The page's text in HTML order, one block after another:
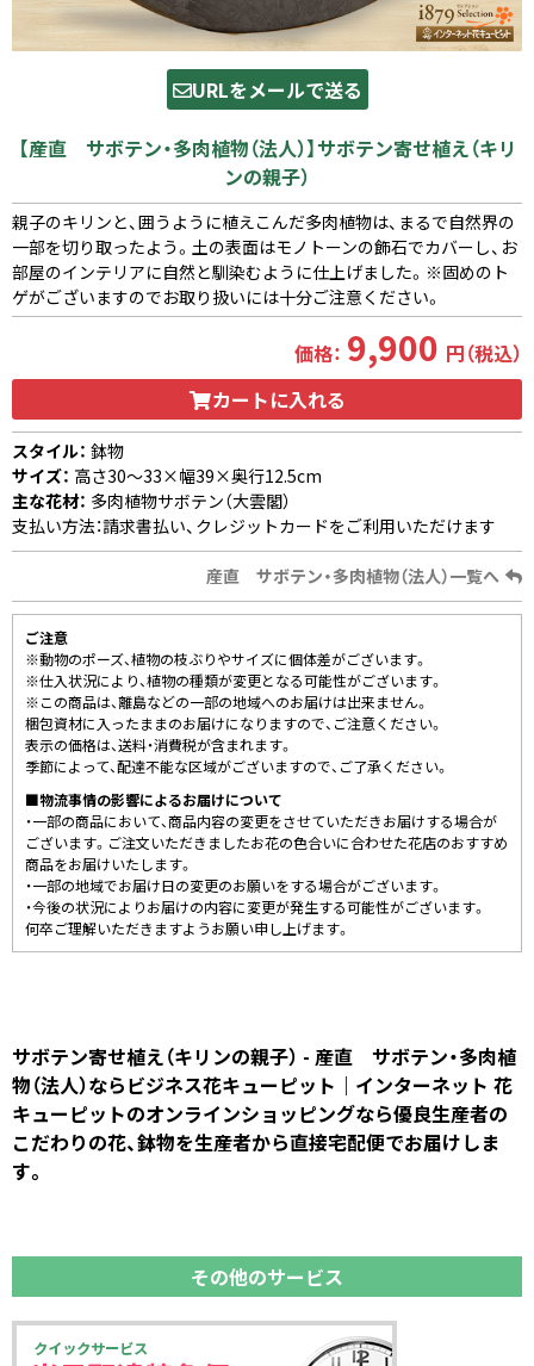
URLをメールで送る
【産直 サボテン・多肉植物（法人）】サボテン寄せ植え（キリ
ンの親子）
親子のキリンと、囲うように植えこんだ多肉植物は、まるで自然界の
一部を切り取ったよう。土の表面はモノトーンの飾石でカバーし、お
部屋のインテリアに自然と馴染むように仕上げました。※固めのト
ゲがございますのでお取り扱いには十分ご注意ください。
価格： 9,900 円（税込）
カートに入れる
スタイル： 鉢物
サイズ： 高さ30〜33×幅39×奥行12.5cm
主な花材： 多肉植物サボテン（大雲閣）
支払い方法：請求書払い、クレジットカードをご利用いただけます
産直 サボテン・多肉植物（法人）一覧へ
ご注意
※動物のポーズ、植物の枝ぶりやサイズに個体差がございます。
※仕入状況により、植物の種類が変更となる可能性がございます。
※この商品は、離島などの一部の地域へのお届けは出来ません。
梱包資材に入ったままのお届けになりますので、ご注意ください。
表示の価格は、送料・消費税が含まれます。
季節によって、配達不能な区域がございますので、ご了承ください。
■物流事情の影響によるお届けについて
・一部の商品において、商品内容の変更をさせていただきお届けする場合が
ございます。ご注文いただきましたお花の色合いに合わせた花店のおすすめ
商品をお届けいたします。
・一部の地域でお届け日の変更のお願いをする場合がございます。
・今後の状況によりお届けの内容に変更が発生する可能性がございます。
何卒ご理解いただきますようお願い申し上げます。
サボテン寄せ植え（キリンの親子） - 産直 サボテン・多肉植
物（法人）ならビジネス花キューピット｜インターネット 花
キューピットのオンラインショッピングなら優良生産者の
こだわりの花、鉢物を生産者から直接宅配便でお届けしま
す。
その他のサービス